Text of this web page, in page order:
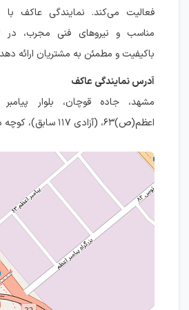
فعالیت می‌کند. نمایندگی عاکف با
مناسب و نیروهای فنی مجرب،
باکیفیت و مطمئن به مشتریان ارائه
آدرس نمایندگی عاکف
مشهد، جاده قوچان، بلوار
اعظم(ص)۶۳، (آزادی ۱۱۷ سابق)، کوچه دوم، سمت چپ